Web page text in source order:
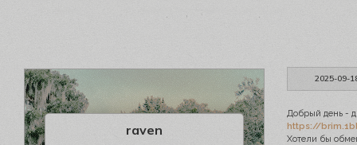
2025-09-
raven
Добрый день -
https://
Хотели бы